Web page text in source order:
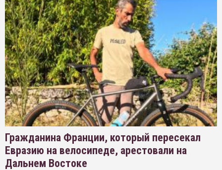
Гражданина Франции, который пересекал
Евразию на велосипеде, арестовали на
Дальнем Востоке